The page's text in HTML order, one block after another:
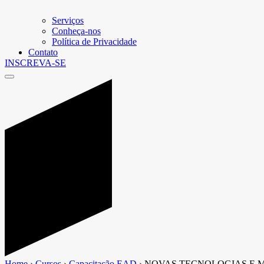
Serviços
Conheça-nos
Política de Privacidade
Contato
INSCREVA-SE